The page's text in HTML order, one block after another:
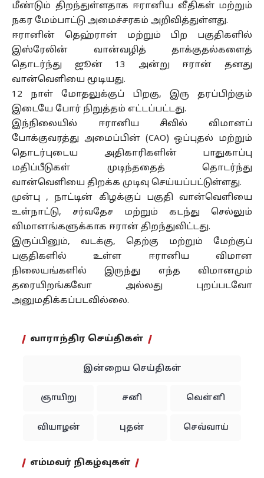
மீண்டும் திறந்துள்ளதாக ஈரானிய வீதிகள் மற்றும்
நகர மேம்பாட்டு அமைச்சரகம் அறிவித்துள்ளது.
ஈரானின் தெஹ்ரான் மற்றும் பிற பகுதிகளில்
இஸ்ரேலின் வான்வழித் தாக்குதல்களைத்
தொடர்ந்து ஜூன் 13 அன்று ஈரான் தனது
வான்வெளியை மூடியது.
12 நாள் மோதலுக்குப் பிறகு, இரு தரப்பிற்கும்
இடையே போர் நிறுத்தம் எட்டப்பட்டது.
இந்நிலையில் ஈரானிய சிவில் விமானப்
போக்குவரத்து அமைப்பின் (CAO) ஒப்புதல் மற்றும்
தொடர்புடைய அதிகாரிகளின் பாதுகாப்பு
மதிப்பீடுகள் முடிந்ததைத் தொடர்ந்து
வான்வெளியை திறக்க முடிவு செய்யப்பட்டுள்ளது.
முன்பு , நாட்டின் கிழக்குப் பகுதி வான்வெளியை
உள்நாட்டு, சர்வதேச மற்றும் கடந்து செல்லும்
விமானங்களுக்காக ஈரான் திறந்துவிட்டது.
இருப்பினும், வடக்கு, தெற்கு மற்றும் மேற்குப்
பகுதிகளில் உள்ள ஈரானிய விமான
நிலையங்களில் இருந்து எந்த விமானமும்
தரையிறங்கவோ அல்லது புறப்படவோ
அனுமதிக்கப்படவில்லை.
வாராந்திர செய்திகள்
இன்றைய செய்திகள்
ஞாயிறு சனி வெள்ளி
வியாழன் புதன் செவ்வாய்
எம்மவர் நிகழ்வுகள்